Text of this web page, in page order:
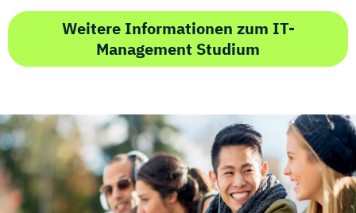
Weitere Informationen zum IT-
Management Studium